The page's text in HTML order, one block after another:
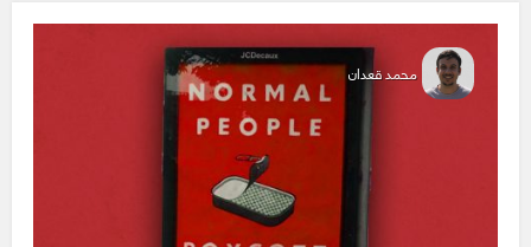
محمد قعدان